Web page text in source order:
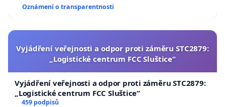
Oznámení o transparentnosti
Vyjádření veřejnosti a odpor proti záměru STC2879:
„Logistické centrum FCC Sluštice“
Vyjádření veřejnosti a odpor proti záměru STC2879:
„Logistické centrum FCC Sluštice“
459 podpisů